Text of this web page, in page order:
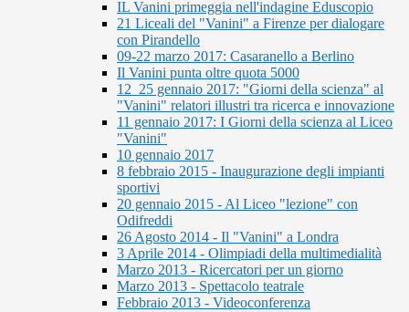
IL Vanini primeggia nell'indagine Eduscopio
21 Liceali del "Vanini" a Firenze per dialogare
con Pirandello
09-22 marzo 2017: Casaranello a Berlino
Il Vanini punta oltre quota 5000
12_25 gennaio 2017: "Giorni della scienza" al
"Vanini" relatori illustri tra ricerca e innovazione
11 gennaio 2017: I Giorni della scienza al Liceo
"Vanini"
10 gennaio 2017
8 febbraio 2015 - Inaugurazione degli impianti
sportivi
20 gennaio 2015 - Al Liceo "lezione" con
Odifreddi
26 Agosto 2014 - Il "Vanini" a Londra
3 Aprile 2014 - Olimpiadi della multimedialità
Marzo 2013 - Ricercatori per un giorno
Marzo 2013 - Spettacolo teatrale
Febbraio 2013 - Videoconferenza